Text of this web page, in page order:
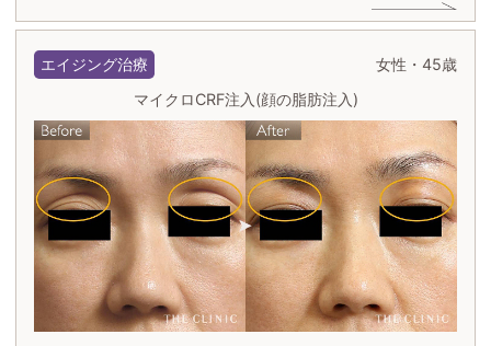
エイジング治療
女性・45歳
マイクロCRF注入(顔の脂肪注入)